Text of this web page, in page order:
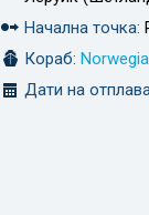
Начална точка:
Кораб:
Дати на